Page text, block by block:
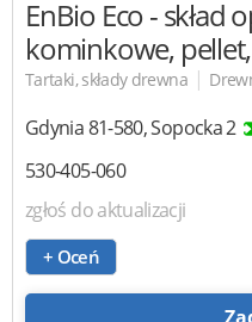
EnBio Eco- skład
kominkowe,
Tartaki, składy drewna |
Gdynia81-580,Sopocka 2
530-405-060
zgłoś do aktualizacji
+ Oceń